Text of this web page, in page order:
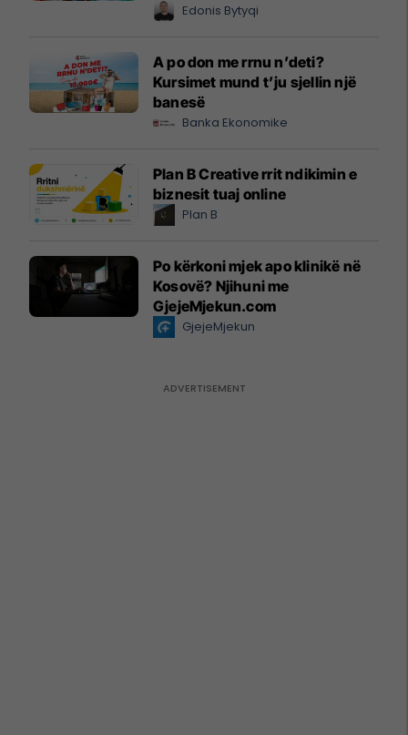
Edonis Bytyqi
A po don me rrnu n’deti?
Kursimet mund t’ju sjellin një
banesë
Banka Ekonomike
Plan B Creative rrit ndikimin e
biznesit tuaj online
Plan B
Po kërkoni mjek apo klinikë në
Kosovë? Njihuni me
GjejeMjekun.com
GjejeMjekun